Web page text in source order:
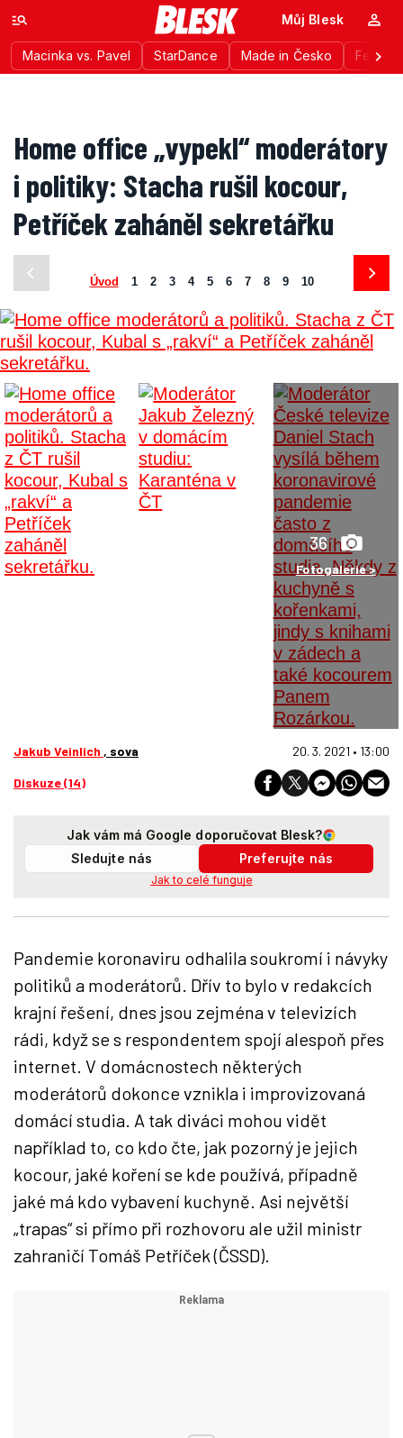
Macinka vs. Pavel StarDance Made in Česko
Můj Blesk
Home office „vypekl“ moderátory
i politiky: Stacha rušil kocour,
Petříček zaháněl sekretářku
Úvod 1 2 3 4 5 6 7 8 9 10
36
Fotogalerie >
Jakub Veinlich , sova 20. 3. 2021 • 13:00
Diskuze (14)
Jak vám má Google doporučovat Blesk?
Sledujte nás
Preferujte nás
Jak to celé funguje
Pandemie koronaviru odhalila soukromí i návyky
politiků a moderátorů. Dřív to bylo v redakcích
krajní řešení, dnes jsou zejména v televizích
rádi, když se s respondentem spojí alespoň přes
internet. V domácnostech některých
moderátorů dokonce vznikla i improvizovaná
domácí studia. A tak diváci mohou vidět
například to, co kdo čte, jak pozorný je jejich
kocour, jaké koření se kde používá, případně
jaké má kdo vybavení kuchyně. Asi největší
„trapas“ si přímo při rozhovoru ale užil ministr
zahraničí Tomáš Petříček (ČSSD).